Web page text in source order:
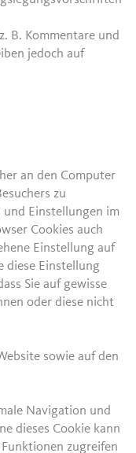
B. Kommentare und
jedoch auf
an den Computer
zu
Einstellungen im
Cookies auch
Einstellung auf
diese Einstellung
Sie auf gewisse
oder diese nicht
sowie auf den
Navigation und
dieses Cookie kann
zugreifen